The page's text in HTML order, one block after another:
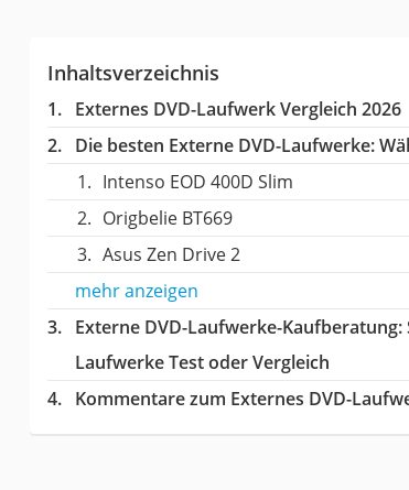
Inhaltsverzeichnis
Externes DVD-Laufwerk Vergleich 2026
Die besten Externe DVD-Laufwerke:
Intenso EOD 400D Slim
Origbelie BT669
Asus Zen Drive 2
mehr anzeigen
Externe DVD-Laufwerke-Kaufberatung:
Laufwerke Test oder Vergleich
Kommentare zum Externes DVD-